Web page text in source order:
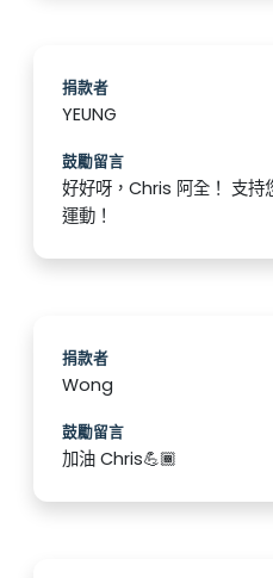
捐款者
YEUNG
鼓勵留言
好好呀，Chris 阿全！ 支持
運動！
捐款者
Wong
鼓勵留言
加油 Chris💪🏾